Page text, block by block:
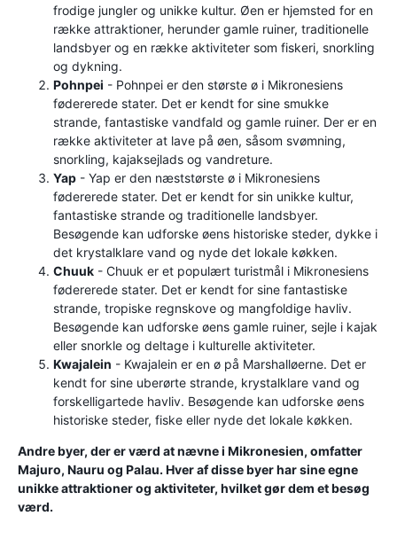
frodige jungler og unikke kultur. Øen er hjemsted for en
række attraktioner, herunder gamle ruiner, traditionelle
landsbyer og en række aktiviteter som fiskeri, snorkling
og dykning.
Pohnpei - Pohnpei er den største ø i Mikronesiens
fødererede stater. Det er kendt for sine smukke
strande, fantastiske vandfald og gamle ruiner. Der er en
række aktiviteter at lave på øen, såsom svømning,
snorkling, kajaksejlads og vandreture.
Yap - Yap er den næststørste ø i Mikronesiens
fødererede stater. Det er kendt for sin unikke kultur,
fantastiske strande og traditionelle landsbyer.
Besøgende kan udforske øens historiske steder, dykke i
det krystalklare vand og nyde det lokale køkken.
Chuuk - Chuuk er et populært turistmål i Mikronesiens
fødererede stater. Det er kendt for sine fantastiske
strande, tropiske regnskove og mangfoldige havliv.
Besøgende kan udforske øens gamle ruiner, sejle i kajak
eller snorkle og deltage i kulturelle aktiviteter.
Kwajalein - Kwajalein er en ø på Marshalløerne. Det er
kendt for sine uberørte strande, krystalklare vand og
forskelligartede havliv. Besøgende kan udforske øens
historiske steder, fiske eller nyde det lokale køkken.
Andre byer, der er værd at nævne i Mikronesien, omfatter
Majuro, Nauru og Palau. Hver af disse byer har sine egne
unikke attraktioner og aktiviteter, hvilket gør dem et besøg
værd.